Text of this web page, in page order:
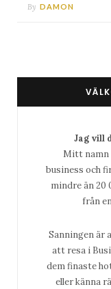
By DAMON
Jag vill
Mitt namn
business och
mindre än 20
från
Sanningen är
att resa i
dem finaste
eller känna